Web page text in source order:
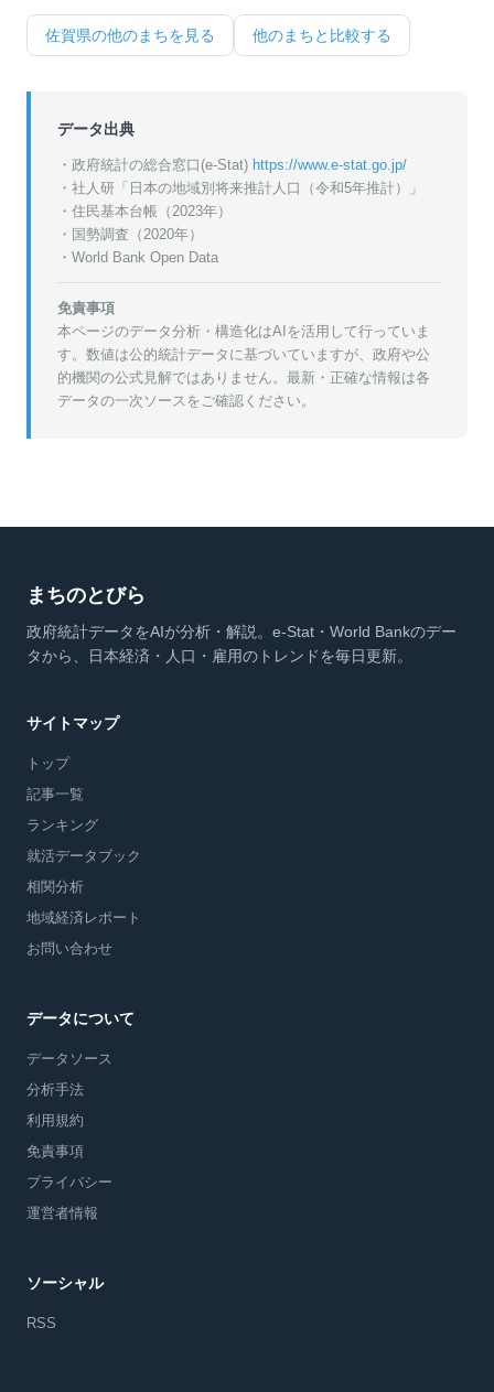
佐賀県の他のまちを見る 他のまちと比較する
データ出典
・政府統計の総合窓口(e-Stat) https://www.e-stat.go.jp/
・ 社人研「日本の地域別将来推計人口（令和5年推計）」
・ 住民基本台帳（2023年）
・ 国勢調査（2020年）
・World Bank Open Data
免責事項
本ページのデータ分析・構造化はAIを活用して行っていま
す。数値は公的統計データに基づいていますが、政府や公
的機関の公式見解ではありません。最新・正確な情報は各
データの一次ソースをご確認ください。
まちのとびら
政府統計データをAIが分析・解説。e-Stat・World Bankのデー
タから、日本経済・人口・雇用のトレンドを毎日更新。
サイトマップ
トップ
記事一覧
ランキング
就活データブック
相関分析
地域経済レポート
お問い合わせ
データについて
データソース
分析手法
利用規約
免責事項
プライバシー
運営者情報
ソーシャル
RSS